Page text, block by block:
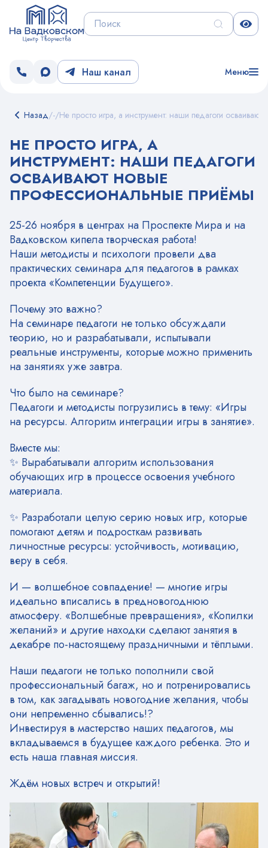
Наш канал Меню
Назад/-/Не просто игра, а инструмент: наши педагоги
НЕ ПРОСТО ИГРА, А
ИНСТРУМЕНТ: НАШИ ПЕДАГОГИ
ОСВАИВАЮТ НОВЫЕ
ПРОФЕССИОНАЛЬНЫЕ ПРИЁМЫ
25-26 ноября в центрах на Проспекте Мира и на
Вадковском кипела творческая работа!
Наши методисты и психологи провели два
практических семинара для педагогов в рамках
проекта «Компетенции Будущего».
Почему это важно?
На семинаре педагоги не только обсуждали
теорию, но и разрабатывали, испытывали
реальные инструменты, которые можно применить
на занятиях уже завтра.
Что было на семинаре?
Педагоги и методисты погрузились в тему: «Игры
на ресурсы. Алгоритм интеграции игры в занятие».
Вместе мы:
✨ Вырабатывали алгоритм использования
обучающих игр в процессе освоения учебного
материала.
✨ Разработали целую серию новых игр, которые
помогают детям и подросткам развивать
личностные ресурсы: устойчивость, мотивацию,
веру в себя.
И — волшебное совпадение! — многие игры
идеально вписались в предновогоднюю
атмосферу. «Волшебные превращения», «Копилки
желаний» и другие находки сделают занятия в
декабре по-настоящему праздничными и тёплыми.
Наши педагоги не только пополнили свой
профессиональный багаж, но и потренировались
в том, как загадывать новогодние желания, чтобы
они непременно сбывались!?
Инвестируя в мастерство наших педагогов, мы
вкладываемся в будущее каждого ребенка. Это и
есть наша главная миссия.
Ждём новых встреч и открытий!